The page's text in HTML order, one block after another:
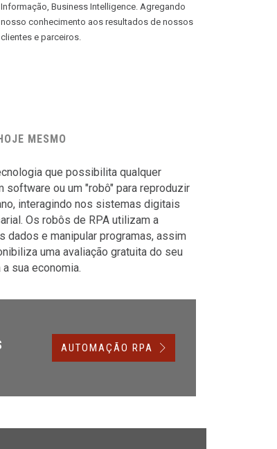
Informação, Business Intelligence. Agregando
nosso conhecimento aos resultados de nossos
clientes e parceiros.
MESMO
que possibilita qualquer
software ou um "robô" para reproduzir
interagindo nos sistemas digitais
Os robôs de RPA utilizam a
dados e manipular programas, assim
uma avaliação gratuita do seu
sua economia.
AUTOMAÇÃO RPA